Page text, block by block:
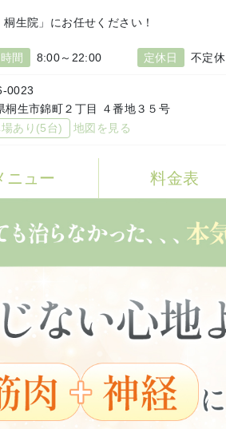
生院」にお任せください！
間 8:00～22:00 定休日 不定休
0023
桐生市錦町２丁目 ４番地３５号
あり(5台)
地図を見る
ニュー 料金表